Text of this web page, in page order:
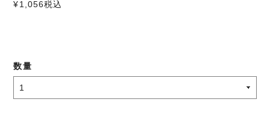
¥1,056税込
数量